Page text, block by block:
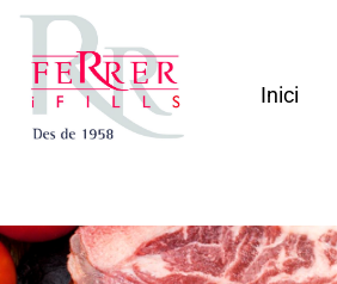
Inici